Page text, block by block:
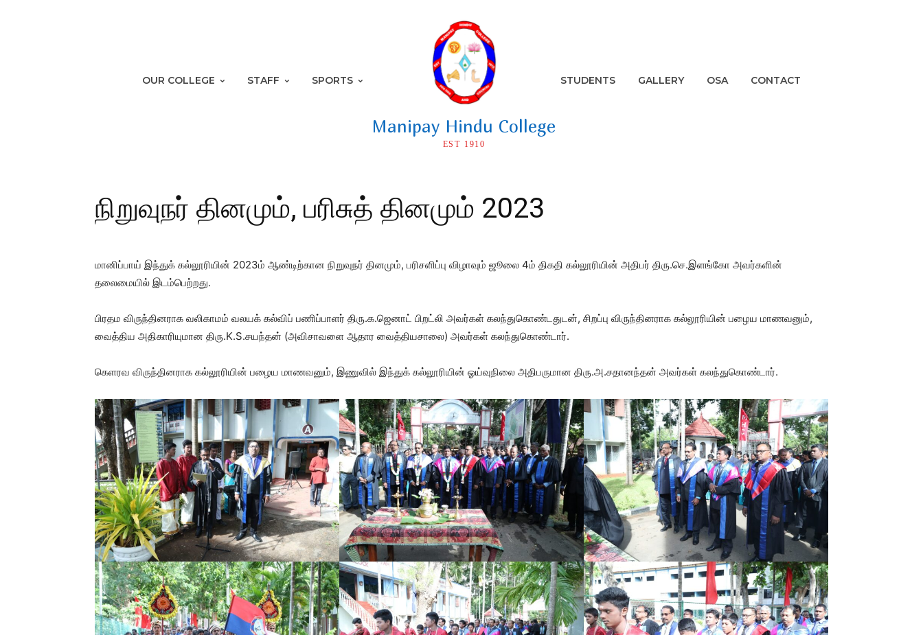
OUR COLLEGE STAFF SPORTS
Manipay Hindu College
EST 1910
STUDENTS GALLERY OSA CONTACT
நிறுவுநர் தினமும், பரிசுத் தினமும் 2023
மானிப்பாய் இந்துக் கல்லூரியின் 2023ம் ஆண்டிற்கான நிறுவுநர் தினமும், பரிசளிப்பு விழாவும் ஜூலை 4ம் திகதி கல்லூரியின் அதிபர் திரு.செ.இளங்கோ அவர்களின்
தலைமையில் இடம்பெற்றது.
பிரதம விருந்தினராக வலிகாமம் வலயக் கல்விப் பணிப்பாளர் திரு.க.ஜெனாட் பிறட்லி அவர்கள் கலந்துகொண்டதுடன், சிறப்பு விருந்தினராக கல்லூரியின் பழைய மாணவனும்,
வைத்திய அதிகாரியுமான திரு.K.S.சயந்தன் (அவிசாவளை ஆதார வைத்தியசாலை) அவர்கள் கலந்துகொண்டார்.
கெளரவ விருந்தினராக கல்லூரியின் பழைய மாணவனும், இணுவில் இந்துக் கல்லூரியின் ஓய்வுநிலை அதிபருமான திரு.அ.சதானந்தன் அவர்கள் கலந்துகொண்டார்.